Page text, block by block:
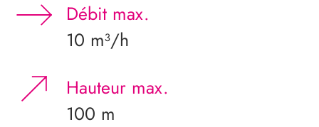
Débit max.
10 m³/h
Hauteur max.
100 m